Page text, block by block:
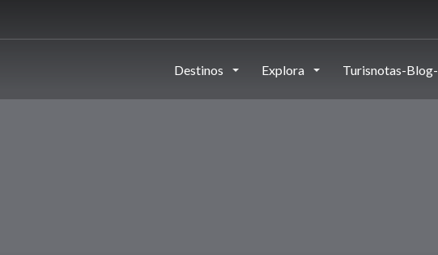
Destinos Explora Turisnotas-Blog-